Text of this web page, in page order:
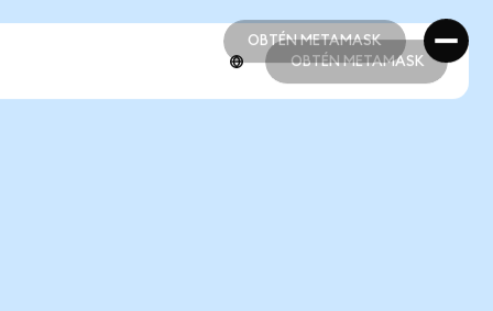
OBTÉN METAMASK
OBTÉN METAMASK
OBTÉN METAMASK